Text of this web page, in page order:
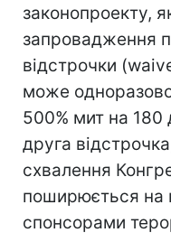
законопроекту,
запровадження
відстрочки
може
500% мит на
друга
схвалення
поширюється на
спонсорами